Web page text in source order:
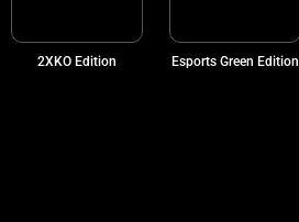
2XKO Edition Esports Green Edition